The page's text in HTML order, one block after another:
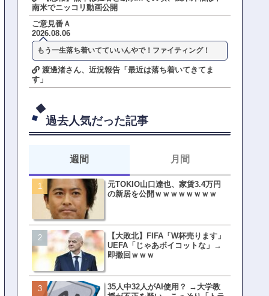
南米でニッコリ動画公開
ご意見番Ａ
2026.08.06
もう一生落ち着いてていいんやで！ファイティング！
渡邊渚さん、近況報告「最近は落ち着いてきてま
す」
過去人気だった記事
週間
元TOKIO山口達也、家賃3.4万円
の新居を公開ｗｗｗｗｗｗｗｗ
【大敗北】FIFA「W杯売ります」
UEFA「じゃあボイコットな」→
即撤回ｗｗｗ
35人中32人がAI使用？ →大学教
月間
【悲報】東京着く前にHP尽
方民ｗｗｗ移動だけで瀕死
【ファーw】水着女子さん
オッサン盗撮してる…通報
皇族確保策、天皇陛下の一